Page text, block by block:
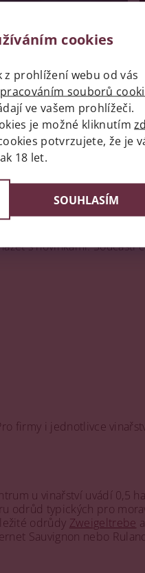
rozšiřování
zpracovává
s novinkami.
firmy i jednotlivce
u vinařství uvádí 0,5
odrůd typických pro
odrůdy Zweigeltrebe a
Sauvignon nebo
cookies
z prohlížení webu od vás
souborů
ve vašem prohlížeči.
je možné kliknutím
potvrzujete, že je
18 let.
SOUHLASÍM